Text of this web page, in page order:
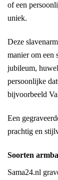
of een
uniek.
Deze
manier om een
jubileum,
persoonlijke
bijvoorbeeld
Een
prachtig en
Soorten
Sama24.nl